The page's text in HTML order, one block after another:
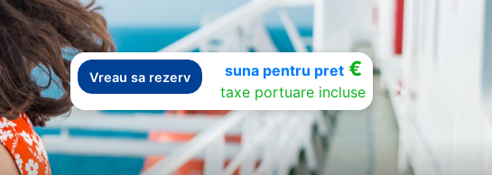
Vreau sa rezerv suna pentru pret€
taxe portuare incluse
Next